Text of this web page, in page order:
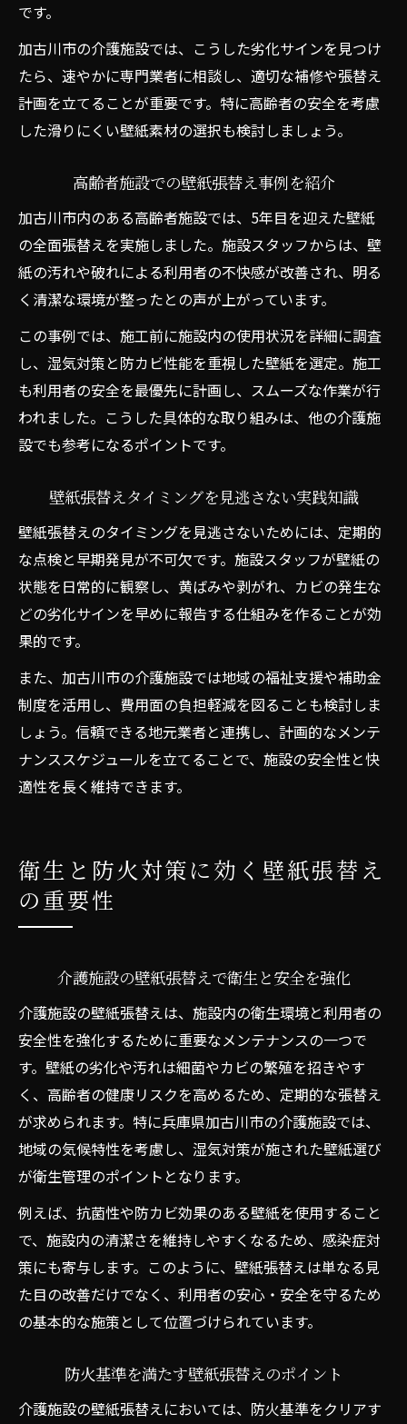
です。
加古川市の介護施設では、こうした劣化サインを見つけ
たら、速やかに専門業者に相談し、適切な補修や張替え
計画を立てることが重要です。特に高齢者の安全を考慮
した滑りにくい壁紙素材の選択も検討しましょう。
高齢者施設での壁紙張替え事例を紹介
加古川市内のある高齢者施設では、5年目を迎えた壁紙
の全面張替えを実施しました。施設スタッフからは、壁
紙の汚れや破れによる利用者の不快感が改善され、明る
く清潔な環境が整ったとの声が上がっています。
この事例では、施工前に施設内の使用状況を詳細に調査
し、湿気対策と防カビ性能を重視した壁紙を選定。施工
も利用者の安全を最優先に計画し、スムーズな作業が行
われました。こうした具体的な取り組みは、他の介護施
設でも参考になるポイントです。
壁紙張替えタイミングを見逃さない実践知識
壁紙張替えのタイミングを見逃さないためには、定期的
な点検と早期発見が不可欠です。施設スタッフが壁紙の
状態を日常的に観察し、黄ばみや剥がれ、カビの発生な
どの劣化サインを早めに報告する仕組みを作ることが効
果的です。
また、加古川市の介護施設では地域の福祉支援や補助金
制度を活用し、費用面の負担軽減を図ることも検討しま
しょう。信頼できる地元業者と連携し、計画的なメンテ
ナンススケジュールを立てることで、施設の安全性と快
適性を長く維持できます。
衛生と防火対策に効く壁紙張替え
の重要性
介護施設の壁紙張替えで衛生と安全を強化
介護施設の壁紙張替えは、施設内の衛生環境と利用者の
安全性を強化するために重要なメンテナンスの一つで
す。壁紙の劣化や汚れは細菌やカビの繁殖を招きやす
く、高齢者の健康リスクを高めるため、定期的な張替え
が求められます。特に兵庫県加古川市の介護施設では、
地域の気候特性を考慮し、湿気対策が施された壁紙選び
が衛生管理のポイントとなります。
例えば、抗菌性や防カビ効果のある壁紙を使用すること
で、施設内の清潔さを維持しやすくなるため、感染症対
策にも寄与します。このように、壁紙張替えは単なる見
た目の改善だけでなく、利用者の安心・安全を守るため
の基本的な施策として位置づけられています。
防火基準を満たす壁紙張替えのポイント
介護施設の壁紙張替えにおいては、防火基準をクリアす